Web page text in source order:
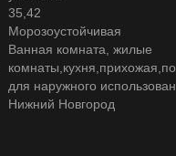
35,42
Морозоустойчивая
Ванная комната, жилые
для наружного
Нижний Новгород